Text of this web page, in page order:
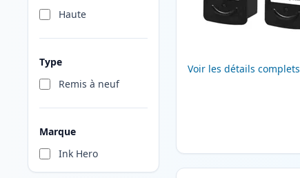
Haute
Type
Remis à neuf
Marque
Ink Hero
Voir les détails complets